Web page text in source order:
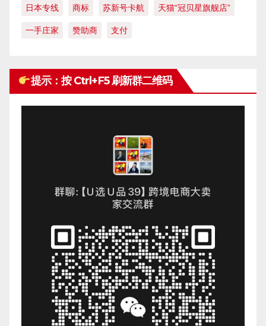
日本专线 商标 苏新号卡航 天猫“冠贝星旗舰店”
一手庄家 赞助商 支付
提示：按 Ctrl+F5 刷新群二维码